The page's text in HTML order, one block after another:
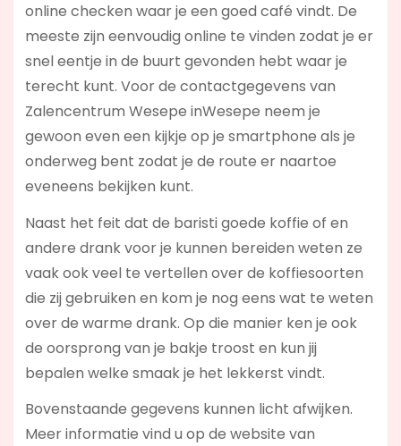
online checken waar je een goed café vindt. De
meeste zijn eenvoudig online te vinden zodat je er
snel eentje in de buurt gevonden hebt waar je
terecht kunt. Voor de contactgegevens van
Zalencentrum Wesepe inWesepe neem je
gewoon even een kijkje op je smartphone als je
onderweg bent zodat je de route er naartoe
eveneens bekijken kunt.
Naast het feit dat de baristi goede koffie of en
andere drank voor je kunnen bereiden weten ze
vaak ook veel te vertellen over de koffiesoorten
die zij gebruiken en kom je nog eens wat te weten
over de warme drank. Op die manier ken je ook
de oorsprong van je bakje troost en kun jij
bepalen welke smaak je het lekkerst vindt.
Bovenstaande gegevens kunnen licht afwijken.
Meer informatie vind u op de website van